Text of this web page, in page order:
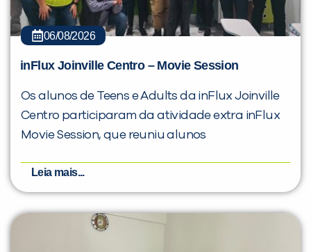
06/08/2026
inFlux Joinville Centro – Movie Session
Os alunos de Teens e Adults da inFlux Joinville
Centro participaram da atividade extra inFlux
Movie Session, que reuniu alunos
Leia mais...